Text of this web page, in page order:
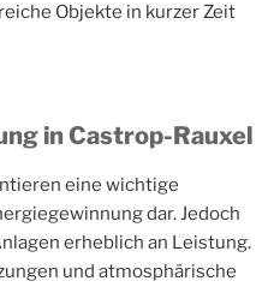
Objekte in kurzer Zeit
in Castrop-Rauxel
eine wichtige
dar. Jedoch
erheblich an Leistung.
und atmosphärische